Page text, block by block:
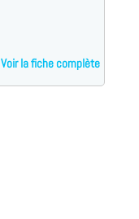
Voir la fiche complète